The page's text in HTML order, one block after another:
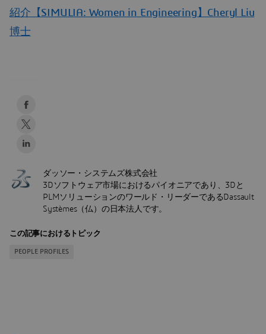
紹介【SIMULIA: Women in Engineering】Cheryl Liu
博士
ダッソー・システムズ株式会社
3Dソフトウェア市場におけるパイオニアであり、3Dと
PLMソリューションのワールド・リーダーであるDassault
Systèmes（仏）の日本法人です。
この記事におけるトピック
PEOPLE PROFILES